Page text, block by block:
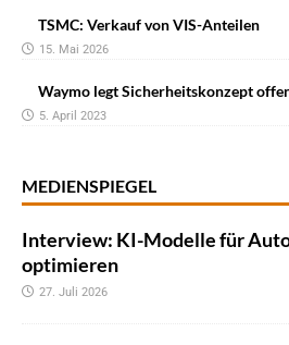
TSMC: Verkauf von VIS-Anteilen
15. Mai 2026
Waymo legt Sicherheitskonzept
5. April 2023
MEDIENSPIEGEL
Interview: KI-Modelle für
optimieren
27. Juli 2026